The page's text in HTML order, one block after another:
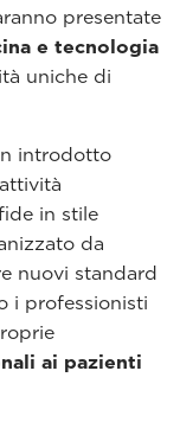
presentate
e tecnologia
uniche di
introdotto
in stile
da
nuovi standard
i professionisti
ai pazienti